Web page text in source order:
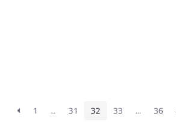
1 ... 31 32 33 ... 36